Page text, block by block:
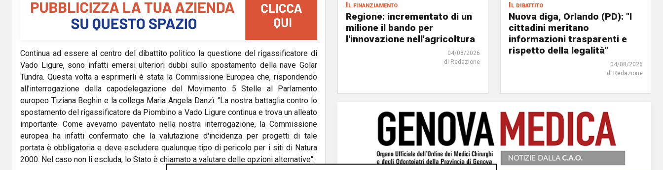
i
e
o
Continua ad essere al centro del dibattito politico la questione del rigassificatore di
Vado Ligure, sono infatti emersi ulteriori dubbi sullo spostamento della nave Golar
Tundra. Questa volta a esprimerli è stata la Commissione Europea che, rispondendo
all'interrogazione della capodelegazione del Movimento 5 Stelle al Parlamento
europeo Tiziana Beghin e la collega Maria Angela Danzì. “La nostra battaglia contro lo
spostamento del rigassificatore da Piombino a Vado Ligure continua e trova un alleato
importante. Come avevamo paventato nella nostra interrogazione, la Commissione
europea ha infatti confermato che la valutazione d'incidenza per progetti di tale
portata è obbligatoria e deve escludere qualunque tipo di pericolo per i siti di Natura
2000. Nel caso non li escluda, lo Stato è chiamato a valutare delle opzioni alternative".
Il finanziamento
Regione: incrementato di un
milione il bando per
l'innovazione nell'agricoltura
04/08/2026
di Redazione
Il dibattito
Nuova diga, Orlando (PD): "I
cittadini meritano
informazioni trasparenti e
rispetto della legalità"
04/08/2026
di Redazione